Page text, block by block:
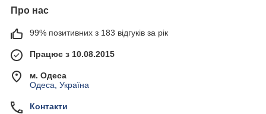
Про нас
99% позитивних з 183 відгуків за рік
Працює з 10.08.2015
м. Одеса
Одеса, Україна
Контакти